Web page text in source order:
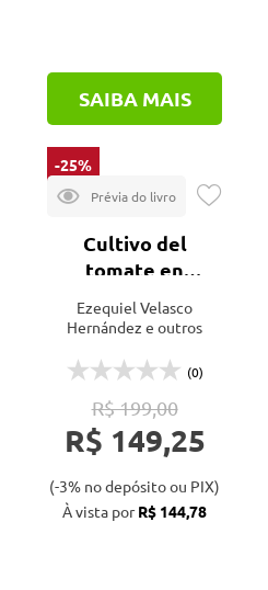
SAIBA MAIS
-25%
Cultivo del
tomate en
hidroponía e
invernadero - 3ª
Ezequiel Velasco
Hernández e outros
(0)
R$ 199,00
R$ 149,25
(-3% no depósito ou PIX)
À vista porR$ 144,78